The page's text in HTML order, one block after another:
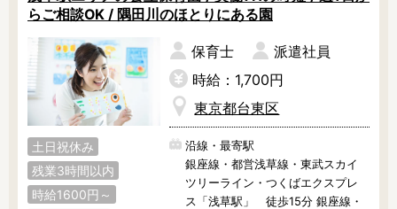
らご相談OK / 隅田川のほとりにある園
土日祝休み
残業3時間以内
時給1600円～
保育士
派遣社員
時給：1,700円
東京都台東区
沿線・最寄駅
銀座線・都営浅草線・東武スカイ
ツリーライン・つくばエクスプレ
ス「浅草駅」 徒歩15分 銀座線・